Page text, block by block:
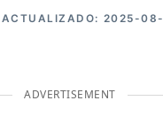
ACTUALIZADO: 2025-
ADVERTISEMENT